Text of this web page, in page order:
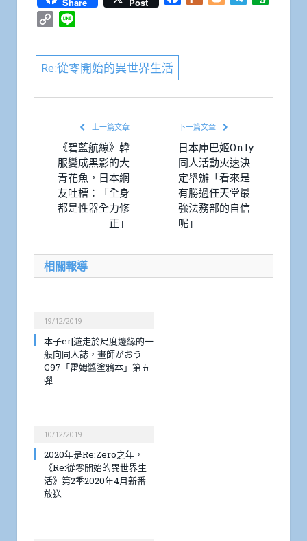
Copy
Re:從零開始的異世界生活
上一篇文章
《碧藍航線》韓
服變成黑影的大
青花魚，日本網
友吐槽：「全身
都是性器全力修
正」
下一篇文章
日本庫巴姬Only
同人活動火速決
定舉辦「看來是
有勝過任天堂最
強法務部的自信
呢」
相關報導
19/12/2019
本子er|遊走於尺度邊緣的一
般向同人誌，畫師がおう
C97「雷姆醬塗鴉本」第五
彈
10/12/2019
2020年是Re:Zero之年，
《Re:從零開始的異世界生
活》第2季2020年4月新番
放送